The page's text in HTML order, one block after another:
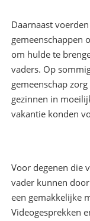
Daarnaast
gemeenschappen
om hulde te
vaders. Op
gemeenschap
gezinnen in
vakantie konden
Voor degenen die
vader kunnen
een gemakkelijke
Videogesprekken